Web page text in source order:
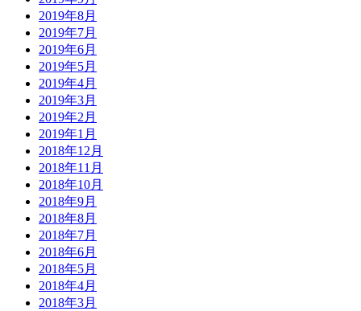
2019年8月
2019年7月
2019年6月
2019年5月
2019年4月
2019年3月
2019年2月
2019年1月
2018年12月
2018年11月
2018年10月
2018年9月
2018年8月
2018年7月
2018年6月
2018年5月
2018年4月
2018年3月